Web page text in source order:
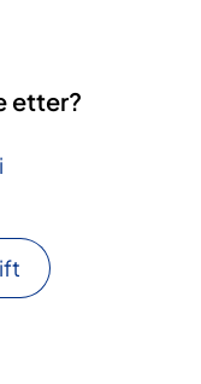
etter?